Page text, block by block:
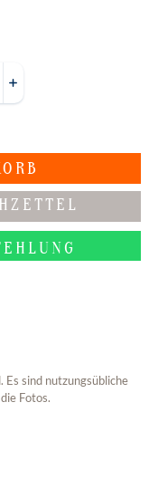
Es sind nutzungsübliche
Fotos.